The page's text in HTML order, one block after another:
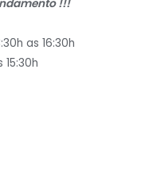
!!!
as 16:30h
15:30h